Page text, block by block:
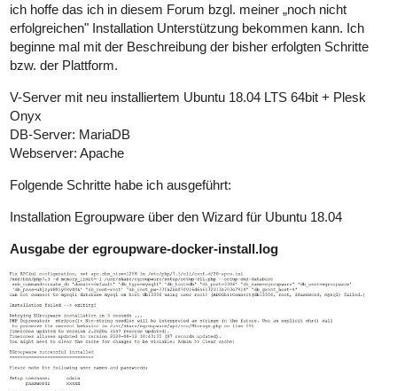
ich hoffe das ich in diesem Forum bzgl. meiner „noch nicht
erfolgreichen" Installation Unterstützung bekommen kann. Ich
beginne mal mit der Beschreibung der bisher erfolgten Schritte
bzw. der Plattform.
V-Server mit neu installiertem Ubuntu 18.04 LTS 64bit + Plesk
Onyx
DB-Server: MariaDB
Webserver: Apache
Folgende Schritte habe ich ausgeführt:
Installation Egroupware über den Wizard für Ubuntu 18.04
Ausgabe der egroupware-docker-install.log